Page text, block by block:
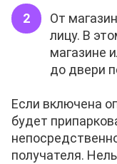
От
лицу. В
магазине
до двери
Если включена
будет
получателя.